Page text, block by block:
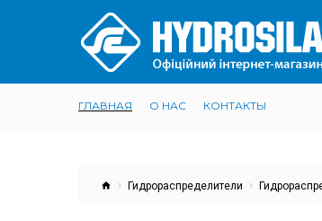
ГЛАВНАЯ О НАС КОНТАКТЫ
Гидрораспределители